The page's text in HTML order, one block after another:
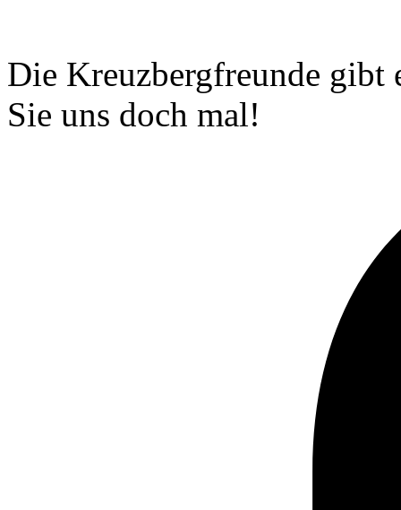
Die Kreuzbergfreunde gibt
Sie uns doch mal!